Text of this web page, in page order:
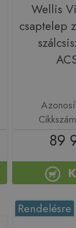
Wellis
csaptelep
89
Rendelésre